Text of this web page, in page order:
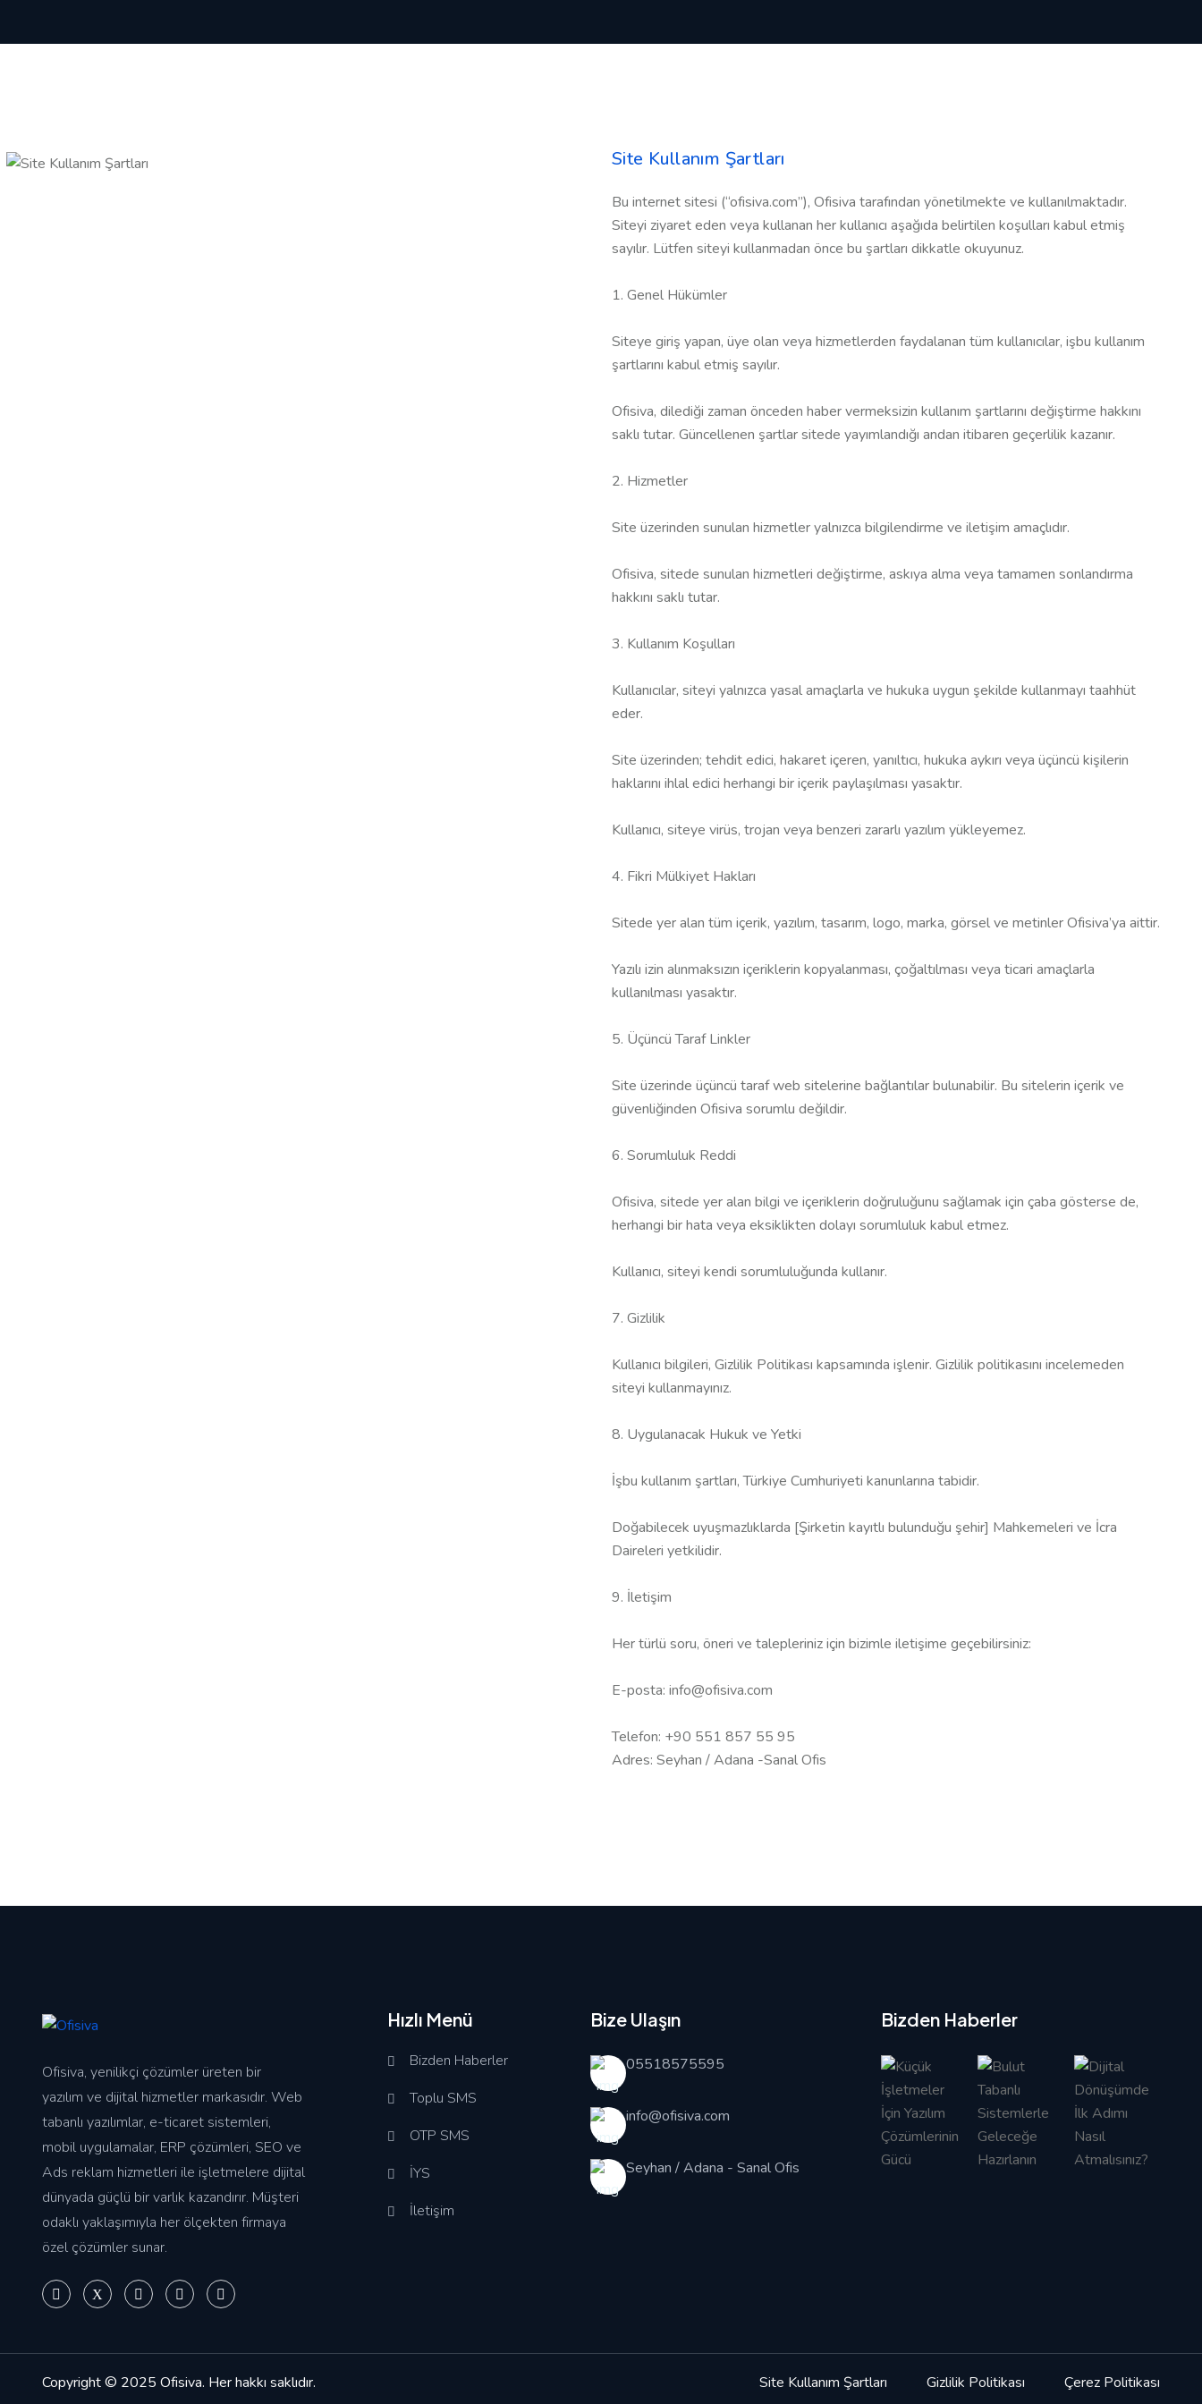
Site Kullanım Şartları
Bu internet sitesi (“ofisiva.com”), Ofisiva tarafından yönetilmekte ve kullanılmaktadır.
Siteyi ziyaret eden veya kullanan her kullanıcı aşağıda belirtilen koşulları kabul etmiş
sayılır. Lütfen siteyi kullanmadan önce bu şartları dikkatle okuyunuz.
1. Genel Hükümler
Siteye giriş yapan, üye olan veya hizmetlerden faydalanan tüm kullanıcılar, işbu kullanım
şartlarını kabul etmiş sayılır.
Ofisiva, dilediği zaman önceden haber vermeksizin kullanım şartlarını değiştirme hakkını
saklı tutar. Güncellenen şartlar sitede yayımlandığı andan itibaren geçerlilik kazanır.
2. Hizmetler
Site üzerinden sunulan hizmetler yalnızca bilgilendirme ve iletişim amaçlıdır.
Ofisiva, sitede sunulan hizmetleri değiştirme, askıya alma veya tamamen sonlandırma
hakkını saklı tutar.
3. Kullanım Koşulları
Kullanıcılar, siteyi yalnızca yasal amaçlarla ve hukuka uygun şekilde kullanmayı taahhüt
eder.
Site üzerinden; tehdit edici, hakaret içeren, yanıltıcı, hukuka aykırı veya üçüncü kişilerin
haklarını ihlal edici herhangi bir içerik paylaşılması yasaktır.
Kullanıcı, siteye virüs, trojan veya benzeri zararlı yazılım yükleyemez.
4. Fikri Mülkiyet Hakları
Sitede yer alan tüm içerik, yazılım, tasarım, logo, marka, görsel ve metinler Ofisiva’ya aittir.
Yazılı izin alınmaksızın içeriklerin kopyalanması, çoğaltılması veya ticari amaçlarla
kullanılması yasaktır.
5. Üçüncü Taraf Linkler
Site üzerinde üçüncü taraf web sitelerine bağlantılar bulunabilir. Bu sitelerin içerik ve
güvenliğinden Ofisiva sorumlu değildir.
6. Sorumluluk Reddi
Ofisiva, sitede yer alan bilgi ve içeriklerin doğruluğunu sağlamak için çaba gösterse de,
herhangi bir hata veya eksiklikten dolayı sorumluluk kabul etmez.
Kullanıcı, siteyi kendi sorumluluğunda kullanır.
7. Gizlilik
Kullanıcı bilgileri, Gizlilik Politikası kapsamında işlenir. Gizlilik politikasını incelemeden
siteyi kullanmayınız.
8. Uygulanacak Hukuk ve Yetki
İşbu kullanım şartları, Türkiye Cumhuriyeti kanunlarına tabidir.
Doğabilecek uyuşmazlıklarda [Şirketin kayıtlı bulunduğu şehir] Mahkemeleri ve İcra
Daireleri yetkilidir.
9. İletişim
Her türlü soru, öneri ve talepleriniz için bizimle iletişime geçebilirsiniz:
E-posta: info@ofisiva.com
Telefon: +90 551 857 55 95
Adres: Seyhan / Adana -Sanal Ofis
Ofisiva, yenilikçi çözümler üreten bir
yazılım ve dijital hizmetler markasıdır. Web
tabanlı yazılımlar, e-ticaret sistemleri,
mobil uygulamalar, ERP çözümleri, SEO ve
Ads reklam hizmetleri ile işletmelere dijital
dünyada güçlü bir varlık kazandırır. Müşteri
odaklı yaklaşımıyla her ölçekten firmaya
özel çözümler sunar.
Hızlı Menü
Bizden Haberler
Toplu SMS
OTP SMS
İYS
İletişim
Bize Ulaşın
05518575595
info@ofisiva.com
Seyhan / Adana - Sanal Ofis
Bizden Haberler
Copyright © 2025 Ofisiva. Her hakkı saklıdır. Site Kullanım Şartları Gizlilik Politikası Çerez Politikası